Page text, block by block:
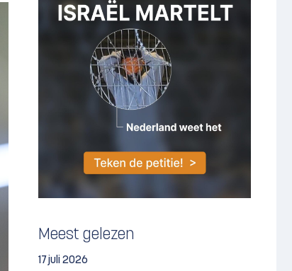
Meest gelezen
17 juli 2026